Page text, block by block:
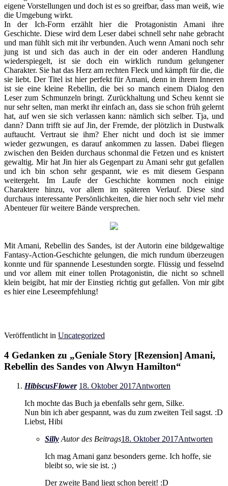
eigene Vorstellungen und doch ist es so greifbar, dass man weiß, wie
die Umgebung wirkt.
In der Ich-Form erzählt hier die Protagonistin Amani ihre
Geschichte. Diese wird dem Leser dabei schnell sehr nahe gebracht
und man fühlt sich mit ihr verbunden. Auch wenn Amani noch sehr
jung ist und sich das auch in der ein oder anderen Handlung
wiederspiegelt, ist sie doch ein wirklich rundum gelungener
Charakter. Sie hat das Herz am rechten Fleck und kämpft für die, die
sie liebt. Der Titel ist hier perfekt für Amani, denn in ihrem Inneren
ist sie eine kleine Rebellin, die bei so manch einem Dialog den
Leser zum Schmunzeln bringt. Zurückhaltung und Scheu kennt sie
nur sehr selten, man merkt ihr einfach an, dass sie schon früh gelernt
hat, auf wen sie sich verlassen kann: nämlich sich selber. Tja, und
dann? Dann trifft sie auf Jin, der Fremde, der plötzlich in Dustwalk
auftaucht. Vertraut sie ihm? Eher nicht und doch ist sie immer
wieder gezwungen, es darauf ankommen zu lassen. Dabei fliegen
zwischen den Beiden durchaus schonmal die Fetzen und es knistert
gewaltig. Mir hat Jin hier als Gegenpart zu Amani sehr gut gefallen
und ich bin schon sehr gespannt, wie es mit diesem Gespann
weitergeht. Im Laufe der Geschichte kommen noch einige
Charaktere hinzu, vor allem im späteren Verlauf. Diese sind
durchaus interessante Persönlichkeiten, die hier noch sehr viel mehr
Abenteuer für weitere Bände versprechen.
Mit Amani, Rebellin des Sandes, ist der Autorin eine bildgewaltige
Fantasy-Action-Geschichte gelungen, die mich rundum überzeugen
konnte und für spannende Lesestunden sorgte. Flüssig und fesselnd
und vor allem mit einer tollen Protagonistin, die nicht so schnell
klein beigibt, hat mir der Einstieg richtig gut gefallen. Von mir gibt
es hier eine Leseempfehlung!
Veröffentlicht in Uncategorized
4 Gedanken zu „Geniale Story [Rezension] Amani,
Rebellin des Sandes von Alwyn Hamilton“
HibiscusFlower 18. Oktober 2017Antworten
Ich mochte das Buch ja ebenfalls sehr gern, Silke.
Nun bin ich aber gespannt, was du zum zweiten Teil sagst. :D
Liebst, Hibi
Silly Autor des Beitrags18. Oktober 2017Antworten
Ich mag Amani ganz besonders gerne. Ich hoffe, sie
bleibt so, wie sie ist. ;)
Der zweite Band liegt schon bereit! :D